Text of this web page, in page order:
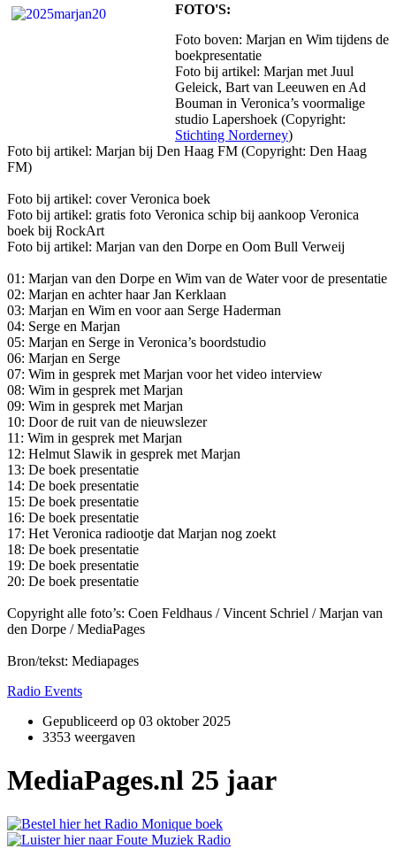
FOTO'S:
Foto boven: Marjan en Wim tijdens de
boekpresentatie
Foto bij artikel: Marjan met Juul
Geleick, Bart van Leeuwen en Ad
Bouman in Veronica’s voormalige
studio Lapershoek (Copyright:
Stichting Norderney)
Foto bij artikel: Marjan bij Den Haag FM (Copyright: Den Haag
FM)
Foto bij artikel: cover Veronica boek
Foto bij artikel: gratis foto Veronica schip bij aankoop Veronica
boek bij RockArt
Foto bij artikel: Marjan van den Dorpe en Oom Bull Verweij
01: Marjan van den Dorpe en Wim van de Water voor de presentatie
02: Marjan en achter haar Jan Kerklaan
03: Marjan en Wim en voor aan Serge Haderman
04: Serge en Marjan
05: Marjan en Serge in Veronica’s boordstudio
06: Marjan en Serge
07: Wim in gesprek met Marjan voor het video interview
08: Wim in gesprek met Marjan
09: Wim in gesprek met Marjan
10: Door de ruit van de nieuwslezer
11: Wim in gesprek met Marjan
12: Helmut Slawik in gesprek met Marjan
13: De boek presentatie
14: De boek presentatie
15: De boek presentatie
16: De boek presentatie
17: Het Veronica radiootje dat Marjan nog zoekt
18: De boek presentatie
19: De boek presentatie
20: De boek presentatie
Copyright alle foto’s: Coen Feldhaus / Vincent Schriel / Marjan van
den Dorpe / MediaPages
Bron/tekst: Mediapages
Radio Events
Gepubliceerd op 03 oktober 2025
3353 weergaven
MediaPages.nl 25 jaar